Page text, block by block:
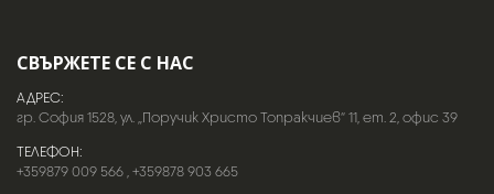
СВЪРЖЕТЕ СЕ С НАС
АДРЕС:
гр. София 1528, ул. „Поручик Христо Топракчиев“ 11, ет. 2, офис 39
ТЕЛЕФОН:
+359879 009 566,+359878 903 665